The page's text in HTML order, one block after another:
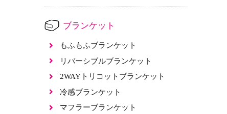
ブランケット
もふもふブランケット
リバーシブルブランケット
2WAYトリコットブランケット
冷感ブランケット
マフラーブランケット